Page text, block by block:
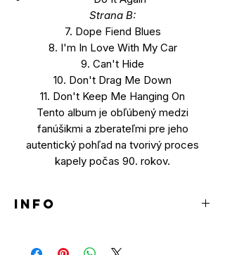
Strana B:
7. Dope Fiend Blues
8. I'm In Love With My Car
9. Can't Hide
10. Don't Drag Me Down
11. Don't Keep Me Hanging On
Tento album je obľúbený medzi
fanúšikmi a zberateľmi pre jeho
autentický pohľad na tvorivý proces
kapely počas 90. rokov.
INFO